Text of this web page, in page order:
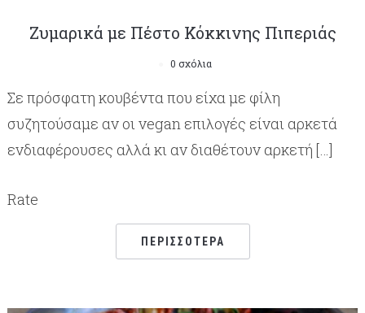
Ζυμαρικά με Πέστο Κόκκινης Πιπεριάς
0 σχόλια
Σε πρόσφατη κουβέντα που είχα με φίλη
συζητούσαμε αν οι vegan επιλογές είναι αρκετά
ενδιαφέρουσες αλλά κι αν διαθέτουν αρκετή […]
Rate
ΠΕΡΙΣΣΌΤΕΡΑ